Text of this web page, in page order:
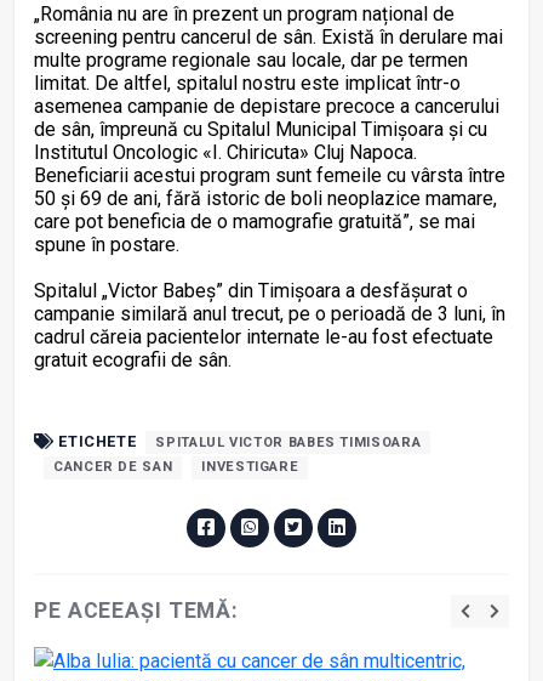
„România nu are în prezent un program național de
screening pentru cancerul de sân. Există în derulare mai
multe programe regionale sau locale, dar pe termen
limitat. De altfel, spitalul nostru este implicat într-o
asemenea campanie de depistare precoce a cancerului
de sân, împreună cu Spitalul Municipal Timișoara și cu
Institutul Oncologic «I. Chiricuta» Cluj Napoca.
Beneficiarii acestui program sunt femeile cu vârsta între
50 și 69 de ani, fără istoric de boli neoplazice mamare,
care pot beneficia de o mamografie gratuită”, se mai
spune în postare.
Spitalul „Victor Babeș” din Timișoara a desfășurat o
campanie similară anul trecut, pe o perioadă de 3 luni, în
cadrul căreia pacientelor internate le-au fost efectuate
gratuit ecografii de sân.
ETICHETE
SPITALUL VICTOR BABES TIMISOARA
CANCER DE SAN
INVESTIGARE
PE ACEEAȘI TEMĂ: